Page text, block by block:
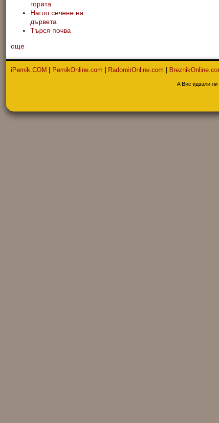
гората
Нагло сечене на
дървета
Търся почва
още
iPernik.COM | PernikOnline.com | RadomirOnline.com |
А Вие идвали